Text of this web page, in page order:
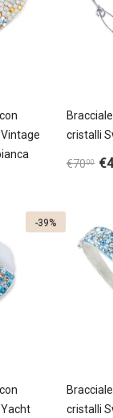
cristalli
€7000 €
-39%
cristalli